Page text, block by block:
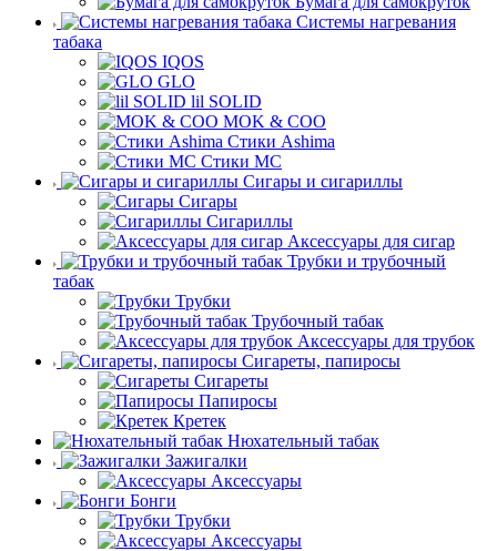
Системы нагревания
табака
IQOS
GLO
lil SOLID
MOK & COO
Стики Ashima
Стики MC
Сигары и сигариллы
Сигары
Сигариллы
Аксессуары для сигар
Трубки и трубочный
табак
Трубки
Трубочный табак
Аксессуары для трубок
Сигареты, папиросы
Сигареты
Папиросы
Кретек
Нюхательный табак
Зажигалки
Аксессуары
Бонги
Трубки
Аксессуары